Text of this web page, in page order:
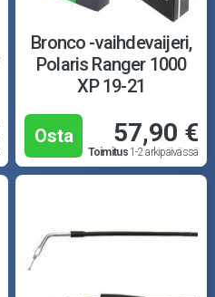
Bronco -vaihdevaijeri,
Polaris Ranger 1000
XP 19-21
Osta 57,90 €
Toimitus1-2 arkipäivässä